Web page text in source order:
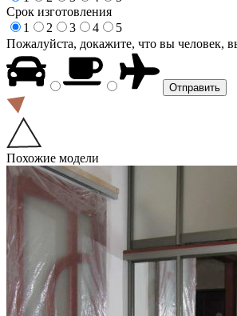
Срок изготовления
1
2 3 4
5
Пожалуйста, докажите, что вы человек,
Похожие модели